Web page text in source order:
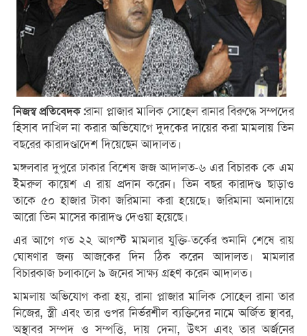
নিজস্ব প্রতিবেদক :রানা প্লাজার মালিক সোহেল রানার বিরুদ্ধে সম্পদের
হিসাব দাখিল না করার অভিযোগে দুদকের দায়ের করা মামলায় তিন
বছরের কারাদণ্ডাদেশ দিয়েছেন আদালত।
মঙ্গলবার দুপুরে ঢাকার বিশেষ জজ আদালত-৬ এর বিচারক কে এম
ইমরুল কায়েশ এ রায় প্রদান করেন। তিন বছর কারাদণ্ড ছাড়াও
তাকে ৫০ হাজার টাকা জরিমানা করা হয়েছে। জরিমানা অনাদায়ে
আরো তিন মাসের কারাদণ্ড দেওয়া হয়েছে।
এর আগে গত ২২ আগস্ট মামলার যুক্তি-তর্কের শুনানি শেষে রায়
ঘোষণার জন্য আজকের দিন ঠিক করেন আদালত। মামলার
বিচারকাজ চলাকালে ৯ জনের সাক্ষ্য গ্রহণ করেন আদালত।
মামলায় অভিযোগ করা হয়, রানা প্লাজার মালিক সোহেল রানা তার
নিজের, স্ত্রী এবং তার ওপর নির্ভরশীল ব্যক্তিদের নামে অর্জিত স্থাবর,
অস্থাবর সম্পদ ও সম্পত্তি, দায় দেনা, উৎস এবং তার অর্জনের